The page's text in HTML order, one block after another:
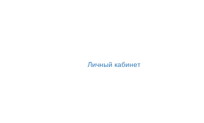
Личный кабинет